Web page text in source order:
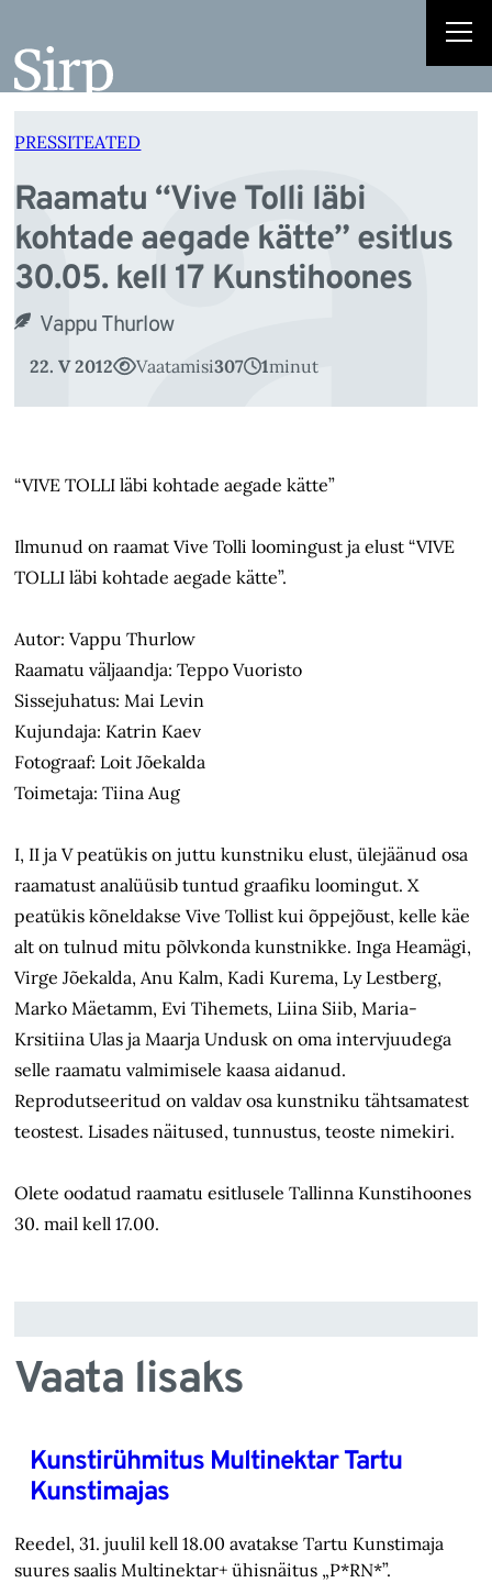
juurde
PRESSITEATED
Raamatu “Vive Tolli läbi
kohtade aegade kätte” esitlus
30.05. kell 17 Kunstihoones
Vappu Thurlow
22. V 2012 Vaatamisi307 1minut
“VIVE TOLLI läbi kohtade aegade kätte”
Ilmunud on raamat Vive Tolli loomingust ja elust “VIVE
TOLLI läbi kohtade aegade kätte”.
Autor: Vappu Thurlow
Raamatu väljaandja: Teppo Vuoristo
Sissejuhatus: Mai Levin
Kujundaja: Katrin Kaev
Fotograaf: Loit Jõekalda
Toimetaja: Tiina Aug
I, II ja V peatükis on juttu kunstniku elust, ülejäänud osa
raamatust analüüsib tuntud graafiku loomingut. X
peatükis kõneldakse Vive Tollist kui õppejõust, kelle käe
alt on tulnud mitu põlvkonda kunstnikke. Inga Heamägi,
Virge Jõekalda, Anu Kalm, Kadi Kurema, Ly Lestberg,
Marko Mäetamm, Evi Tihemets, Liina Siib, Maria-
Krsitiina Ulas ja Maarja Undusk on oma intervjuudega
selle raamatu valmimisele kaasa aidanud.
Reprodutseeritud on valdav osa kunstniku tähtsamatest
teostest. Lisades näitused, tunnustus, teoste nimekiri.
Olete oodatud raamatu esitlusele Tallinna Kunstihoones
30. mail kell 17.00.
Vaata lisaks
Kunstirühmitus Multinektar Tartu
Kunstimajas
Reedel, 31. juulil kell 18.00 avatakse Tartu Kunstimaja
suures saalis Multinektar+ ühisnäitus „P*RN*”.